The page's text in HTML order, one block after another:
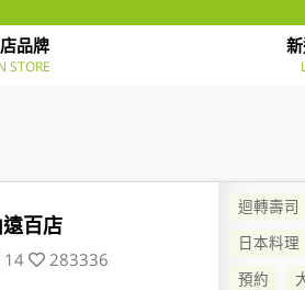
品牌
STORE
百店
14
283336
迴轉壽司
日本料理
預約